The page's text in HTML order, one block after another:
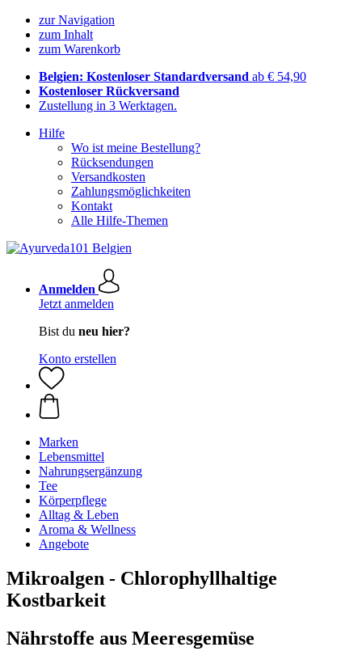
zur Navigation
zum Inhalt
zum Warenkorb
Belgien: Kostenloser Standardversand ab € 54,90
Kostenloser Rückversand
Zustellung in 3 Werktagen.
Hilfe
Wo ist meine Bestellung?
Rücksendungen
Versandkosten
Zahlungsmöglichkeiten
Kontakt
Alle Hilfe-Themen
Anmelden
Jetzt anmelden
Bist du neu hier?
Konto erstellen
Marken
Lebensmittel
Nahrungsergänzung
Tee
Körperpflege
Alltag & Leben
Aroma & Wellness
Angebote
Mikroalgen - Chlorophyllhaltige
Kostbarkeit
Nährstoffe aus Meeresgemüse